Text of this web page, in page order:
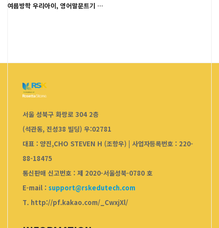
여름방학 우리아이, 영어말문트기 시작!
서울 성북구 화랑로 304 2층
(석관동, 진성38 빌딩) 우:02781
대표 : 양진,CHO STEVEN H (조항우) | 사업자등록번호 : 220-
88-18475
통신판매 신고번호 : 제 2020-서울성북-0780 호
E-mail : support@rskedutech.com
T. http://pf.kakao.com/_CwxjXl/